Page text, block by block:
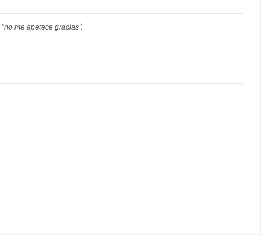
"no me apetece gracias".